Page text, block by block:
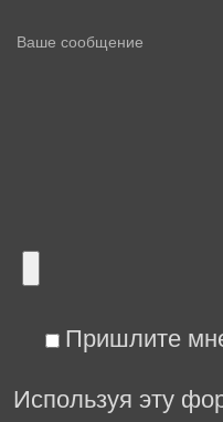
Пришлите
Используя эту